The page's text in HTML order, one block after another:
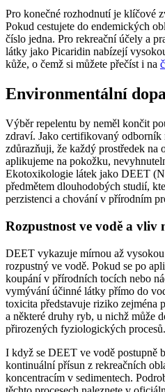
Pro konečné rozhodnutí je klíčové
Pokud cestujete do endemických
číslo jedna. Pro rekreační účely a
látky jako Picaridin nabízejí
kůže, o čemž si můžete přečíst i na
Environmentální
Výběr repelentu by neměl končit
zdraví. Jako certifikovaný
zdůrazňuji, že každý prostředek na
aplikujeme na pokožku,
Ekotoxikologie látek jako DEET
předmětem dlouhodobých studií,
perzistenci a chování v přírodním
Rozpustnost ve vodě a vliv
DEET vykazuje mírnou až
rozpustný ve vodě. Pokud se po
koupání v přírodních tocích nebo
vymývání účinné látky přímo do
toxicita představuje riziko zejména
a některé druhy ryb, u nichž může
přirozených fyziologických procesů.
I když se DEET ve vodě postupně
kontinuální přísun z rekreačních
koncentracím v sedimentech.